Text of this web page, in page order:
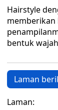
Hairstyle
memberikan
bentuk
Laman
Laman: